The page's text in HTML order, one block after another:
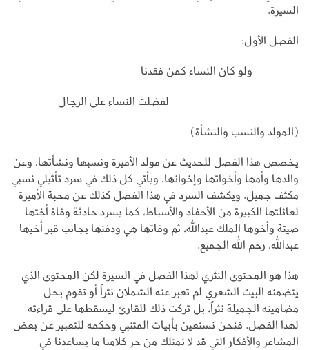
السيرة.
الفصل الأول:
ولو كان النساء كمن فقدنا
لفضلت النساء على الرجال
(المولد والنسب والنشأة)
يخصص هذا الفصل للحديث عن مولد الأميرة ونسبها ونشأتها، وعن
والدها وأمها وأخواتها وإخوانها، ويأتي كل ذلك في سرد تأثيلي نسبي
مكثف جميل. ويكشف السرد في هذا الفصل كذلك عن محبة الأميرة
لعائلتها الكبيرة من الأحفاد والأسباط، كما يسرد حادثة وفاة أختها
صيتة وأخوها الملك عبدالله، ثم وفاتها هي ودفنها بجانب قبر أخيها
عبدالله، رحم الله الجميع.
هذا هو المحتوى النثري لهذا الفصل في السيرة لكن المحتوى الذي
يتضمنه البيت الشعري لم تعبر عنه الشملان نثراً أو تقوم بحل
مضامينه الجميلة نثراً، بل تركت ذلك للقارئ ليسقطها على قراءته
لهذا الفصل. فنحن نستعين بأبيات المتنبي وحكمه للتعبير عن بعض
المشاعر والأفكار التي قد لا نمتلك من حر كلامنا ما يساعدنا في